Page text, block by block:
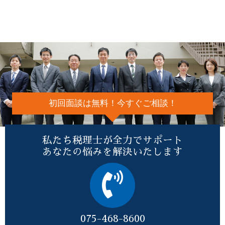
初回面談は無料！今すぐご相談！
私たち税理士が全力でサポート
あなたの悩みを解決いたします
075-468-8600